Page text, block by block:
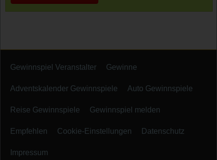
Gewinnspiel Veranstalter Gewinne
Adventskalender Gewinnspiele Auto Gewinnspiele
Reise Gewinnspiele Gewinnspiel melden
Empfehlen Cookie-Einstellungen Datenschutz
Impressum